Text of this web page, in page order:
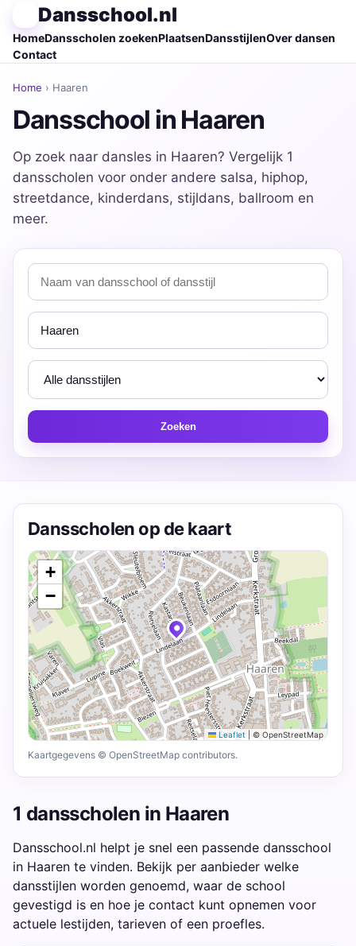
Dansschool.nl
HomeDansscholen zoekenPlaatsenDansstijlenOver dansen
Contact
Home › Haaren
Dansschool in Haaren
Op zoek naar dansles in Haaren? Vergelijk 1
dansscholen voor onder andere salsa, hiphop,
streetdance, kinderdans, stijldans, ballroom en
meer.
Zoeken
Dansscholen op de kaart
+
−
Leaflet © OpenStreetMap
Kaartgegevens © OpenStreetMap contributors.
1 dansscholen in Haaren
Dansschool.nl helpt je snel een passende dansschool
in Haaren te vinden. Bekijk per aanbieder welke
dansstijlen worden genoemd, waar de school
gevestigd is en hoe je contact kunt opnemen voor
actuele lestijden, tarieven of een proefles.